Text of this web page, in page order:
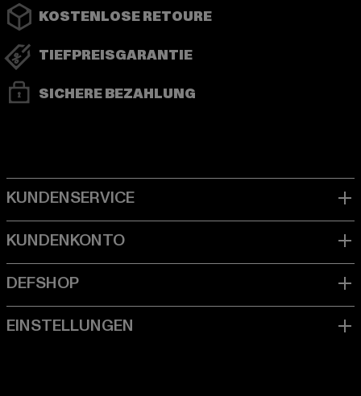
KOSTENLOSE RETOURE
TIEFPREISGARANTIE
SICHERE BEZAHLUNG